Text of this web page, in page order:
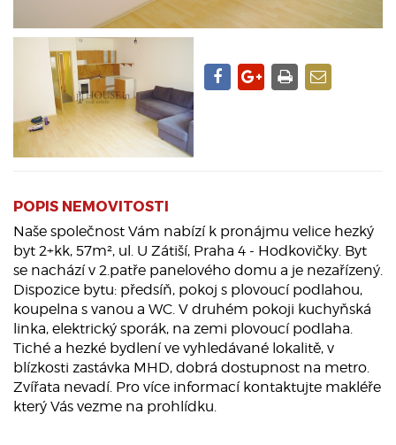
POPIS NEMOVITOSTI
Naše společnost Vám nabízí k pronájmu velice hezký
byt 2+kk, 57m², ul. U Zátiší, Praha 4 - Hodkovičky. Byt
se nachází v 2.patře panelového domu a je nezařízený.
Dispozice bytu: předsíň, pokoj s plovoucí podlahou,
koupelna s vanou a WC. V druhém pokoji kuchyňská
linka, elektrický sporák, na zemi plovoucí podlaha.
Tiché a hezké bydlení ve vyhledávané lokalitě, v
blízkosti zastávka MHD, dobrá dostupnost na metro.
Zvířata nevadí. Pro více informací kontaktujte makléře
který Vás vezme na prohlídku.